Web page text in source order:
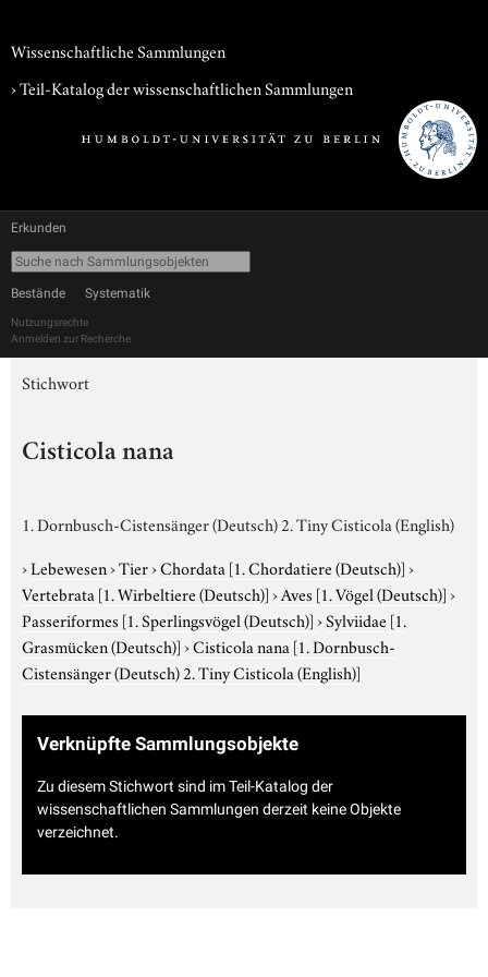
Wissenschaftliche Sammlungen
› Teil-Katalog der wissenschaftlichen Sammlungen
Erkunden
Bestände Systematik
Nutzungsrechte
Anmelden zur Recherche
Stichwort
Cisticola nana
1. Dornbusch-Cistensänger (Deutsch) 2. Tiny Cisticola (English)
›Lebewesen›Tier›Chordata [1. Chordatiere (Deutsch)]›
Vertebrata [1. Wirbeltiere (Deutsch)]›Aves [1. Vögel (Deutsch)]›
Passeriformes [1. Sperlingsvögel (Deutsch)]›Sylviidae [1.
Grasmücken (Deutsch)]›Cisticola nana [1. Dornbusch-
Cistensänger (Deutsch) 2. Tiny Cisticola (English)]
Verknüpfte Sammlungsobjekte
Zu diesem Stichwort sind im Teil-Katalog der
wissenschaftlichen Sammlungen derzeit keine Objekte
verzeichnet.